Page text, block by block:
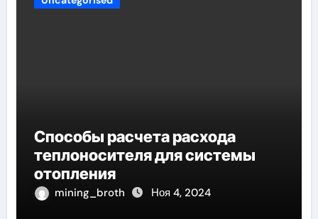
Способы расчета расхода
теплоносителя для системы
отопления
mining_broth Ноя 4, 2024